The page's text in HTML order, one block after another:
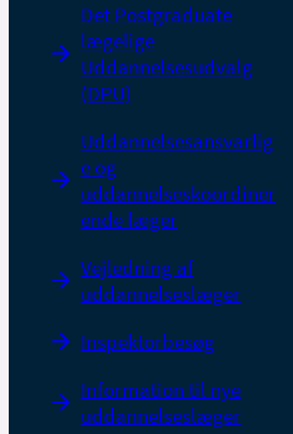
Det Postgraduate
lægelige
Uddannelsesudvalg
(DPU)
Uddannelsesansvarlig
e og
uddannelseskoordiner
ende læger
Vejledning af
uddannelseslæger
Inspektorbesøg
Information til nye
uddannelseslæger